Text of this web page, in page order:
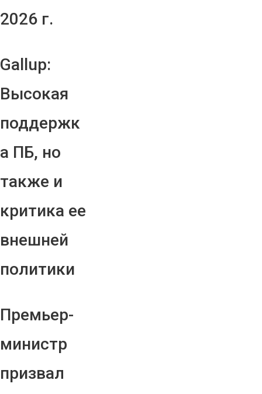
2026 г.
Gallup:
Высокая
поддержк
а ПБ, но
также и
критика ее
внешней
политики
Премьер-
министр
призвал